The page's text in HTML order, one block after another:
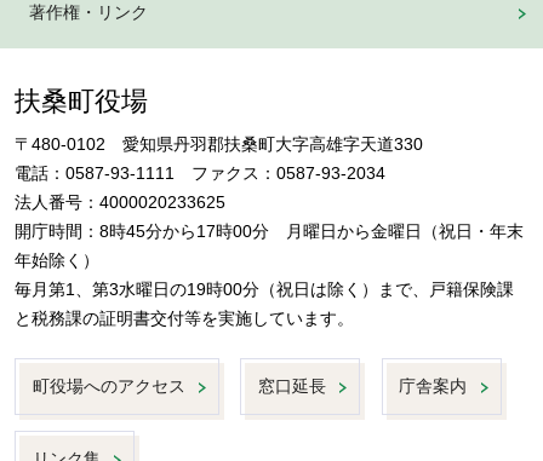
著作権・リンク
扶桑町役場
〒480-0102 愛知県丹羽郡扶桑町大字高雄字天道330
電話：0587-93-1111 ファクス：0587-93-2034
法人番号：4000020233625
開庁時間：8時45分から17時00分 月曜日から金曜日（祝日・年末
年始除く）
毎月第1、第3水曜日の19時00分（祝日は除く）まで、戸籍保険課
と税務課の証明書交付等を実施しています。
町役場へのアクセス 窓口延長 庁舎案内